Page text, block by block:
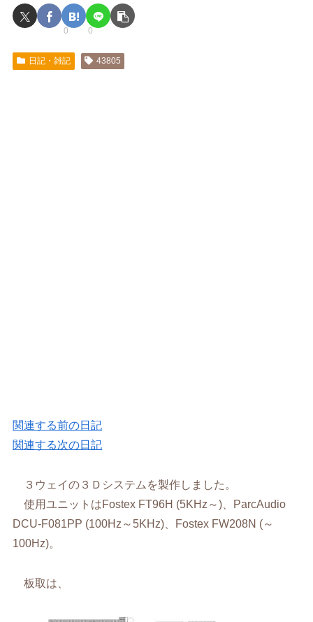
0 0
日記・雑記 43805
関連する前の日記
関連する次の日記
３ウェイの３Ｄシステムを製作しました。
使用ユニットはFostex FT96H (5KHz～)、ParcAudio
DCU-F081PP (100Hz～5KHz)、Fostex FW208N (～
100Hz)。
板取は、